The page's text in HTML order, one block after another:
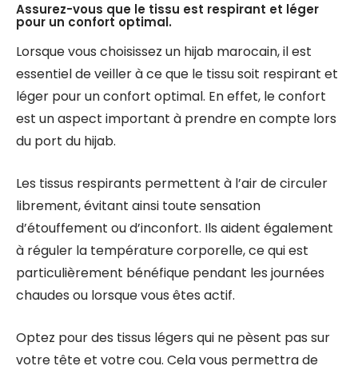
Assurez-vous que le tissu est respirant et léger
pour un confort optimal.
Lorsque vous choisissez un hijab marocain, il est
essentiel de veiller à ce que le tissu soit respirant et
léger pour un confort optimal. En effet, le confort
est un aspect important à prendre en compte lors
du port du hijab.
Les tissus respirants permettent à l’air de circuler
librement, évitant ainsi toute sensation
d’étouffement ou d’inconfort. Ils aident également
à réguler la température corporelle, ce qui est
particulièrement bénéfique pendant les journées
chaudes ou lorsque vous êtes actif.
Optez pour des tissus légers qui ne pèsent pas sur
votre tête et votre cou. Cela vous permettra de